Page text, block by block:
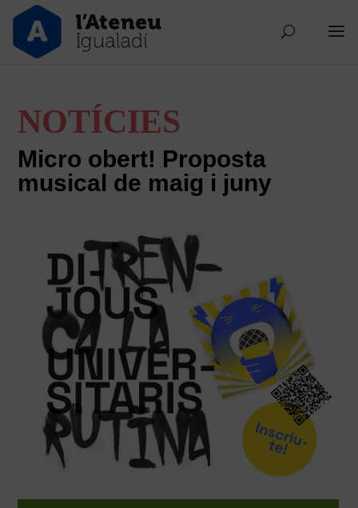
NOTÍCIES
Micro obert! Proposta
musical de maig i juny